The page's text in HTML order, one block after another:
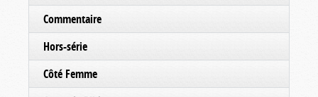
Commentaire
Hors-série
Côté Femme